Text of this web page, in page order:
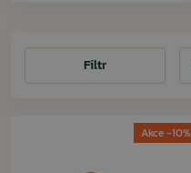
Filtr
Akce -10%